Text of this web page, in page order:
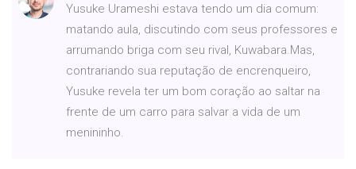
Yusuke Urameshi estava tendo um dia comum:
matando aula, discutindo com seus professores e
arrumando briga com seu rival, Kuwabara.Mas,
contrariando sua reputação de encrenqueiro,
Yusuke revela ter um bom coração ao saltar na
frente de um carro para salvar a vida de um
menininho.